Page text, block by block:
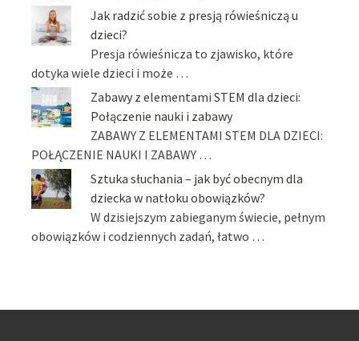
Jak radzić sobie z presją rówieśniczą u
dzieci?
Presja rówieśnicza to zjawisko, które
dotyka wiele dzieci i może …
Zabawy z elementami STEM dla dzieci:
Połączenie nauki i zabawy
ZABAWY Z ELEMENTAMI STEM DLA DZIECI:
POŁĄCZENIE NAUKI I ZABAWY …
Sztuka słuchania – jak być obecnym dla
dziecka w natłoku obowiązków?
W dzisiejszym zabieganym świecie, pełnym
obowiązków i codziennych zadań, łatwo …